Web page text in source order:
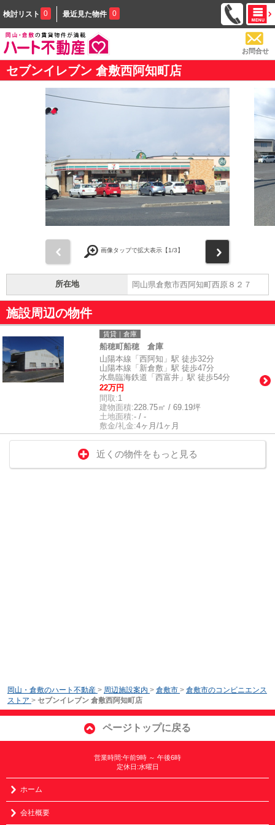
検討リスト 0 最近見た物件 0
お問合せ
セブンイレブン 倉敷西阿知町店
画像タップで拡大表示【1/3】
所在地 岡山県倉敷市西阿知町西原８２７
施設周辺の物件
賃貸｜倉庫
船穂町船穂 倉庫
山陽本線「西阿知」駅 徒歩32分
山陽本線「新倉敷」駅 徒歩47分
水島臨海鉄道「西富井」駅 徒歩54分
22万円
間取:1
建物面積:228.75㎡ / 69.19坪
土地面積:- / -
敷金/礼金:4ヶ月/1ヶ月
近くの物件をもっと見る
岡山・倉敷のハート不動産 > 周辺施設案内 > 倉敷市 > 倉敷市のコンビニエンス
ストア > セブンイレブン 倉敷西阿知町店
ページトップに戻る
営業時間:午前9時 ～ 午後6時
定休日:水曜日
ホーム
会社概要